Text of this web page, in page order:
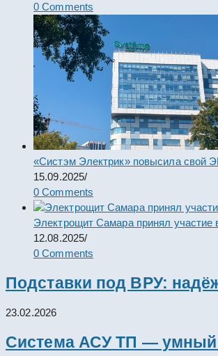
0 Comments
«Систэм Электрик» повысила свой
15.09.2025/
0 Comments
Электрощит Самара принял
12.08.2025/
0 Comments
Подставки под ВРУ:
23.02.2026
Система АСУ ТП — умный